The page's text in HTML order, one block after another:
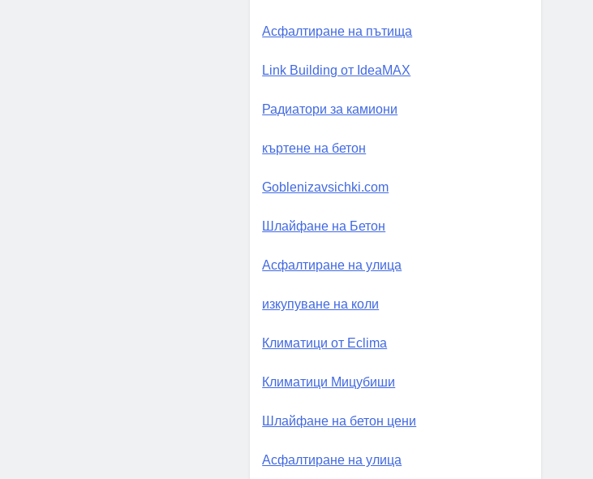
Асфалтиране на пътища
Link Building от IdeaMAX
Радиатори за камиони
къртене на бетон
Goblenizavsichki.com
Шлайфане на Бетон
Асфалтиране на улица
изкупуване на коли
Климатици от Eclima
Климатици Мицубиши
Шлайфане на бетон цени
Асфалтиране на улица